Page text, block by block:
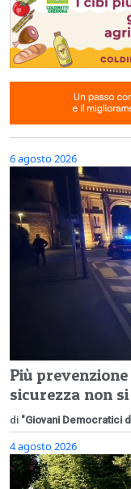
6 agosto 2026
Più
sicurezza non
di "Giovani Democratici
4 agosto 2026